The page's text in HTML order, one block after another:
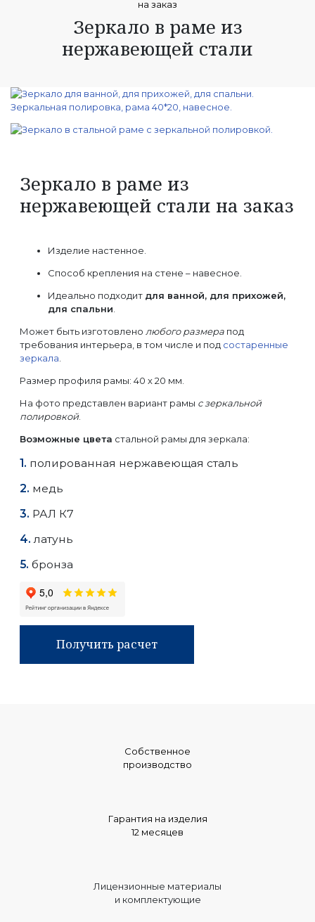
на заказ
Зеркало в раме из
нержавеющей стали
Зеркало в раме из
нержавеющей стали на заказ
Изделие настенное.
Способ крепления на стене – навесное.
Идеально подходит для ванной, для прихожей,
для спальни
Может быть изготовлено любого размера под
требования интерьера, в том числе и под состаренные
зеркала
Размер профиля рамы: 40 х 20 мм.
На фото представлен вариант рамы с зеркальной
полировкой.
Возможные цвета стальной рамы для зеркала:
полированная нержавеющая сталь
медь
РАЛ К7
латунь
бронза
Получить расчет
Собственное
производство
Гарантия на изделия
12 месяцев
Лицензионные материалы
и комплектующие